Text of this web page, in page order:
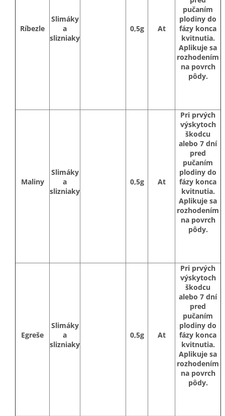
Ríbezle
Slimáky
a
slizniaky
0,5g At
pučaním
plodiny do
fázy konca
kvitnutia.
Aplikuje sa
rozhodením
na povrch
pôdy.
Maliny
Slimáky
a
slizniaky
0,5g At
Pri prvých
výskytoch
škodcu
alebo 7 dní
pred
pučaním
plodiny do
fázy konca
kvitnutia.
Aplikuje sa
rozhodením
na povrch
pôdy.
Egreše
Slimáky
a
slizniaky
0,5g At
Pri prvých
výskytoch
škodcu
alebo 7 dní
pred
pučaním
plodiny do
fázy konca
kvitnutia.
Aplikuje sa
rozhodením
na povrch
pôdy.